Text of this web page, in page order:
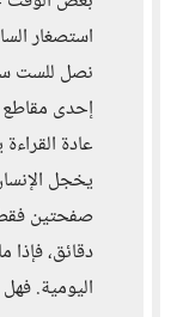
استصغار
نصل للست
إحدى
عادة
يخجل
صفحتين فقط
دقائق، فإذا
اليومية.